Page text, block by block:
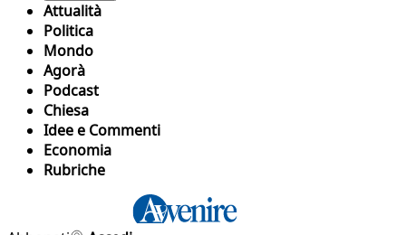
Attualità
Politica
Mondo
Agorà
Podcast
Chiesa
Idee e Commenti
Economia
Rubriche